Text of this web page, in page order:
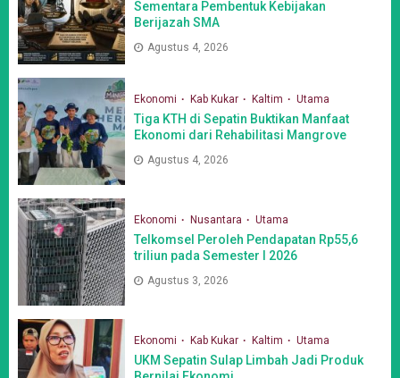
Sementara Pembentuk Kebijakan
Berijazah SMA
Agustus 4, 2026
Ekonomi Kab Kukar Kaltim Utama
Tiga KTH di Sepatin Buktikan Manfaat
Ekonomi dari Rehabilitasi Mangrove
Agustus 4, 2026
Ekonomi Nusantara Utama
Telkomsel Peroleh Pendapatan Rp55,6
triliun pada Semester I 2026
Agustus 3, 2026
Ekonomi Kab Kukar Kaltim Utama
UKM Sepatin Sulap Limbah Jadi Produk